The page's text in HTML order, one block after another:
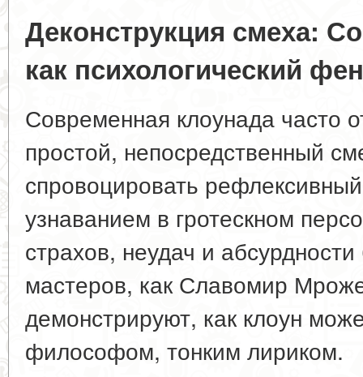
Деконструкция смеха:
как психологический
Современная клоунада часто
простой, непосредственный
спровоцировать
узнаванием в гротескном
страхов, неудач и
мастеров, как Славомир
демонстрируют, как клоун
философом, тонким лириком.